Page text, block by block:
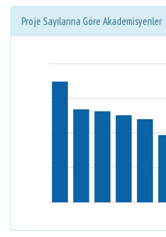
Proje Sayılarına Göre Akademisyenler